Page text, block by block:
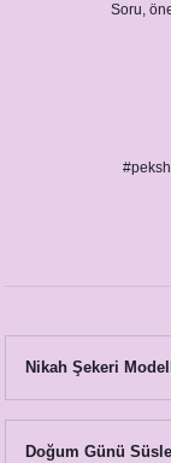
Okaliptus Yapraklı
Soru,
Nikah Şekeri
Doğum Günü